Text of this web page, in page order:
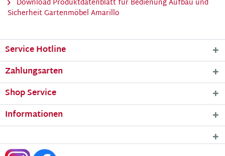
Download Produktdatenblatt für Bedienung Aufbau und
Sicherheit Gartenmöbel Amarillo
Service Hotline
Zahlungsarten
Shop Service
Informationen